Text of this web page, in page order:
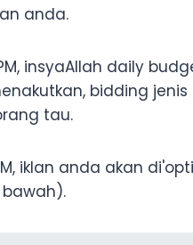
anda.
insyaAllah daily
bidding
tau.
iklan anda akan